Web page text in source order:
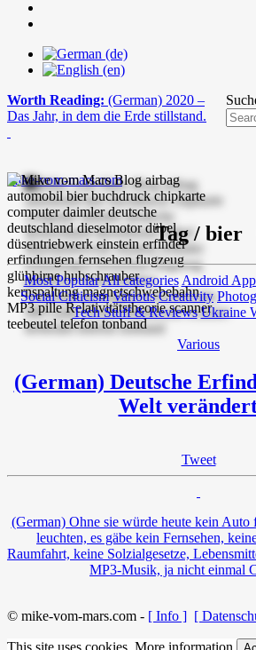
Worth Reading: (German) 2020 –
Das Jahr, in dem die Erde stillstand.
mike-vom-mars.com
Tag / bier
Most PopularAll categories Android
Social Criticism Various Creativity
Tech Stuff & Reviews Ukraine
Various
(German) Deutsche
Welt
Tweet
(German) Ohne sie würde heute kein Auto
leuchten, es gäbe kein Fernsehen,
Raumfahrt, keine Solzialgesetze,
MP3-Musik, ja nicht einmal
© mike-vom-mars.com - [ Info ] [
This site uses cookies. More information